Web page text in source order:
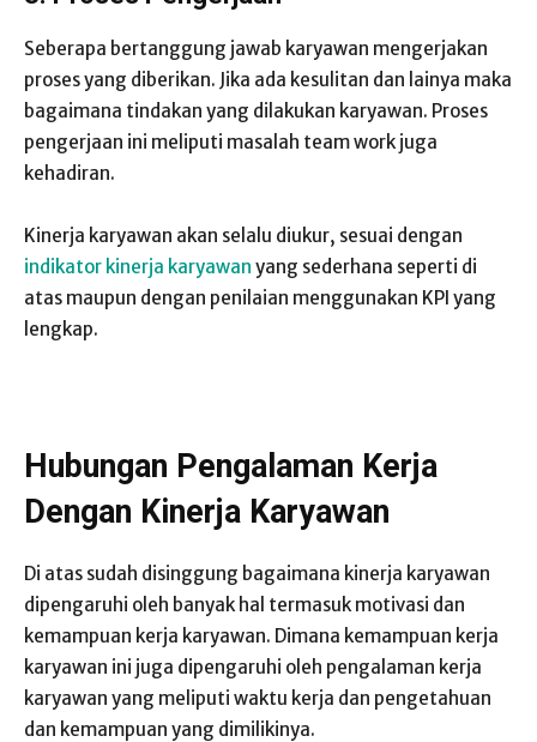
Seberapa bertanggung jawab karyawan mengerjakan
proses yang diberikan. Jika ada kesulitan dan lainya maka
bagaimana tindakan yang dilakukan karyawan. Proses
pengerjaan ini meliputi masalah team work juga
kehadiran.
Kinerja karyawan akan selalu diukur, sesuai dengan
indikator kinerja karyawan yang sederhana seperti di
atas maupun dengan penilaian menggunakan KPI yang
lengkap.
Hubungan Pengalaman Kerja
Dengan Kinerja Karyawan
Di atas sudah disinggung bagaimana kinerja karyawan
dipengaruhi oleh banyak hal termasuk motivasi dan
kemampuan kerja karyawan. Dimana kemampuan kerja
karyawan ini juga dipengaruhi oleh pengalaman kerja
karyawan yang meliputi waktu kerja dan pengetahuan
dan kemampuan yang dimilikinya.